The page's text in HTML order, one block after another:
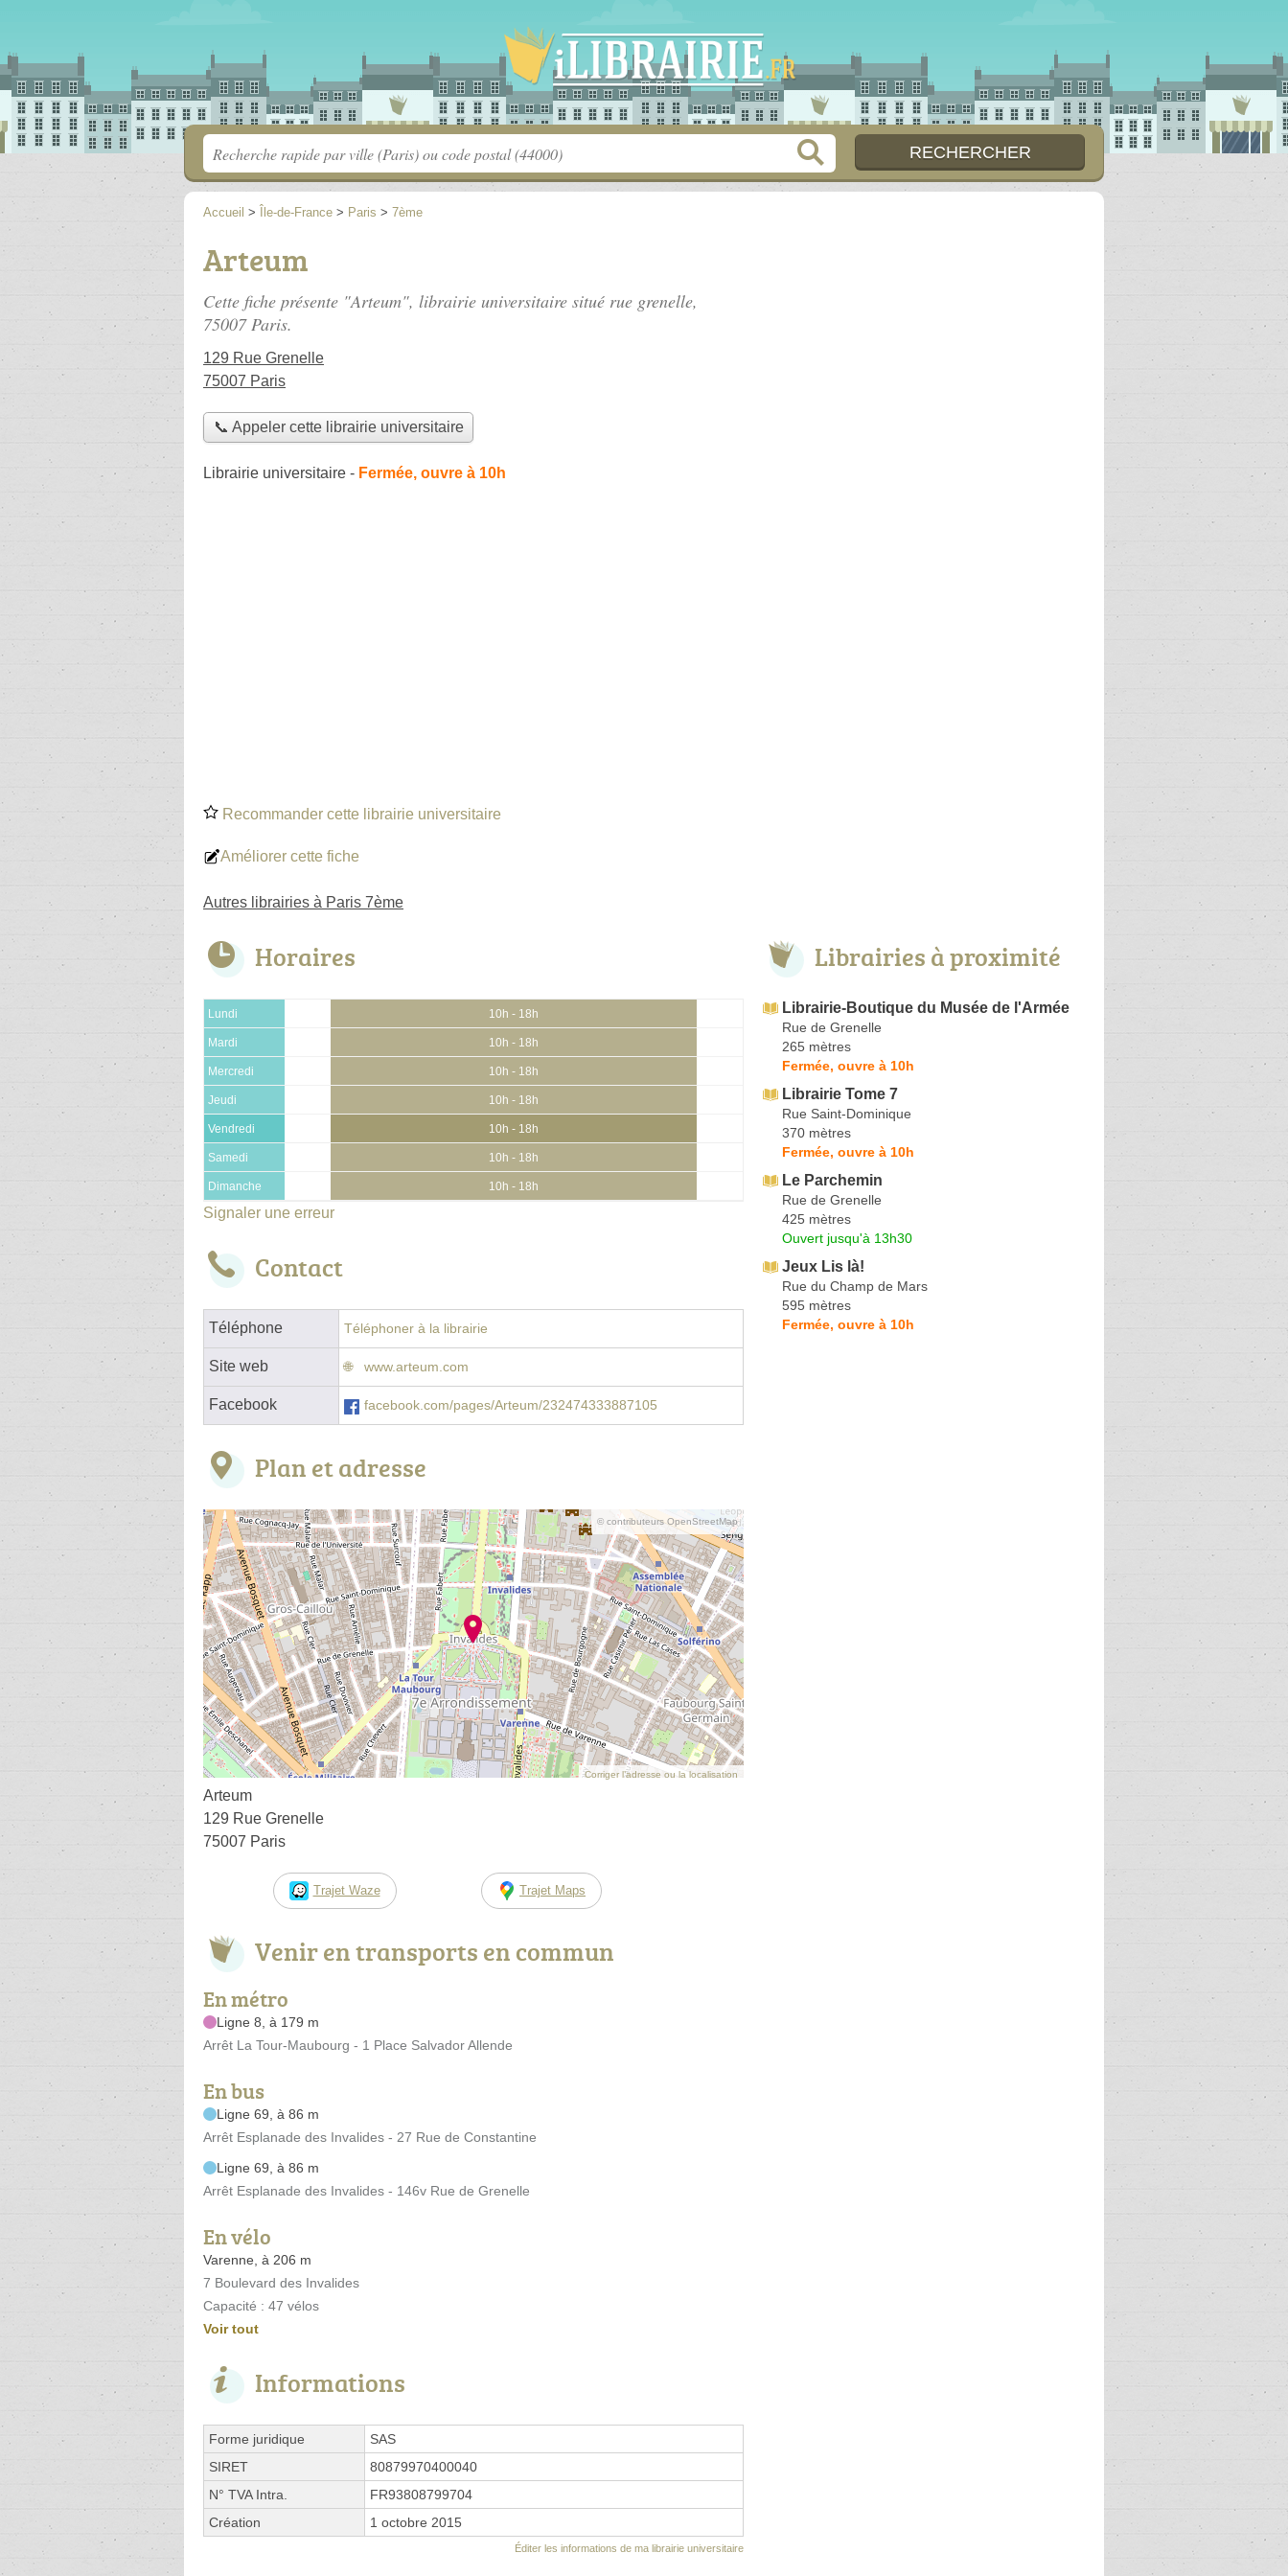
Accueil > Île-de-France > Paris > 7ème
Arteum
Cette fiche présente "Arteum", librairie universitaire situé rue grenelle,
75007 Paris.
129 Rue Grenelle
75007 Paris
📞 Appeler cette librairie universitaire
Librairie universitaire - Fermée, ouvre à 10h
Recommander cette librairie universitaire
Améliorer cette fiche
Autres librairies à Paris 7ème
Horaires
Lundi 10h - 18h
Mardi 10h - 18h
Mercredi 10h - 18h
Jeudi 10h - 18h
Vendredi 10h - 18h
Samedi 10h - 18h
Dimanche 10h - 18h
Signaler une erreur
Contact
Téléphone Téléphoner à la librairie
Site web www.arteum.com
Facebook facebook.com/pages/Arteum/232474333887105
Plan et adresse
© contributeurs OpenStreetMap
Corriger l’adresse ou la localisation
Arteum
129 Rue Grenelle
75007 Paris
Trajet Waze Trajet Maps
Venir en transports en commun
En métro
Ligne 8, à 179 m
Arrêt La Tour-Maubourg - 1 Place Salvador Allende
En bus
Ligne 69, à 86 m
Arrêt Esplanade des Invalides - 27 Rue de Constantine
Ligne 69, à 86 m
Arrêt Esplanade des Invalides - 146v Rue de Grenelle
En vélo
Varenne, à 206 m
7 Boulevard des Invalides
Capacité : 47 vélos
Voir tout
Informations
Forme juridique
SAS
SIRET
80879970400040
N° TVA Intra.
FR93808799704
Création
1 octobre 2015
Éditer les informations de ma librairie universitaire
Librairies à proximité
Librairie-Boutique du Musée de l'Armée
Rue de Grenelle
265 mètres
Fermée, ouvre à 10h
Librairie Tome 7
Rue Saint-Dominique
370 mètres
Fermée, ouvre à 10h
Le Parchemin
Rue de Grenelle
425 mètres
Ouvert jusqu'à 13h30
Jeux Lis là!
Rue du Champ de Mars
595 mètres
Fermée, ouvre à 10h